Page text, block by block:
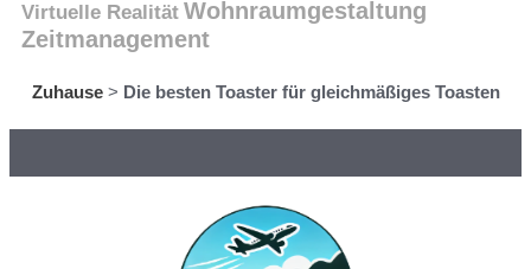
Virtuelle Realität Wohnraumgestaltung
Zeitmanagement
Zuhause> Die besten Toaster für gleichmäßiges Toasten